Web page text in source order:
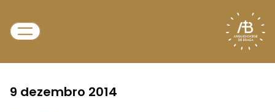
9 dezembro 2014